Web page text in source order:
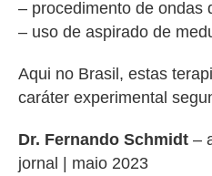
– procedimento de ondas
– uso de aspirado de
Aqui no Brasil, estas
caráter experimental
Dr. Fernando Schmidt –
jornal | maio 2023